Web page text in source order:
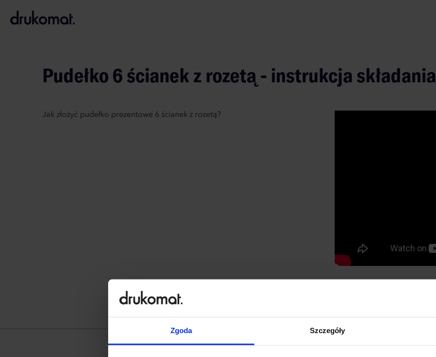
Zgoda Szczegóły
A
Pudełko 6 ścianek z rozetą - instrukcja składania
Jak złożyć pudełko prezentowe 6 ścianek z rozetą?